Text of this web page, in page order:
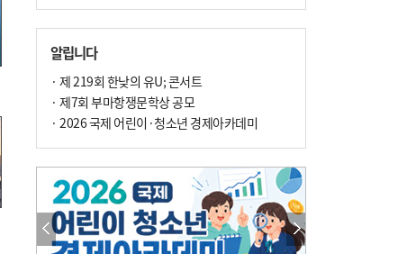
구·군 승진 축하화분 관행 없애자니 소상공인 울상
팩트체크[전체보기]
의령 한우산 털중나리
한 손 뉴스[전체보기]
시민이 개발한 폭염 대응 앱 ‘그늘로’ 길안내 지도 등 인기
골목 맛집 발굴 고메 셀렉션…부산시, 페스티벌 시월 연계
알립니다
· 제 219회 한낮의 유U; 콘서트
· 제7회 부마항쟁문학상 공모
· 2026 국제 어린이·청소년 경제아카데미